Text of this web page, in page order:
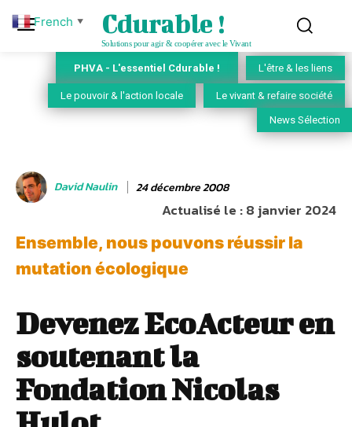
Cdurable !
Solutions pour agir & coopérer avec le Vivant
PHVA - L'essentiel Cdurable ! L'être & les liens
Le pouvoir & l'action locale Le vivant & refaire société
News Sélection
David Naulin 24 décembre 2008
Actualisé le :8 janvier 2024
Ensemble, nous pouvons réussir la
mutation écologique
Devenez EcoActeur en
soutenant la
Fondation Nicolas
French ▼